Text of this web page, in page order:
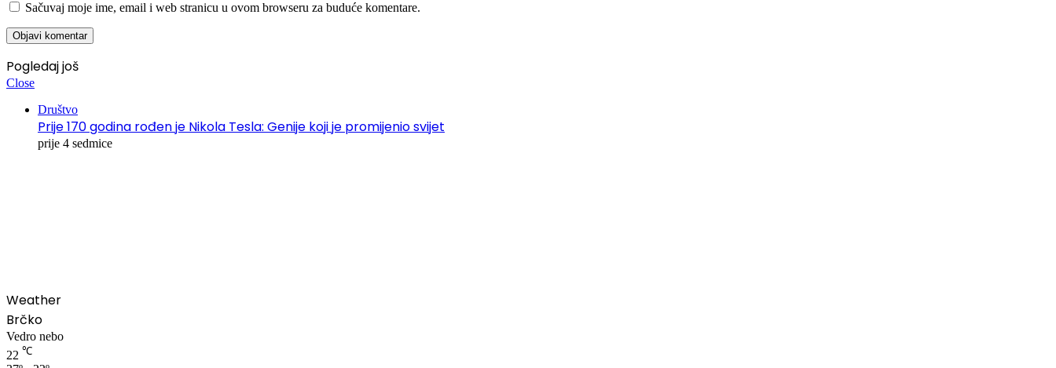
Sačuvaj moje ime, email i web stranicu u ovom browseru za buduće komentare.
Pogledaj još
Close
Društvo
Prije 170 godina rođen je Nikola Tesla: Genije koji je promijenio svijet
prije 4 sedmice
Weather
Brčko
Vedro nebo
22 ℃